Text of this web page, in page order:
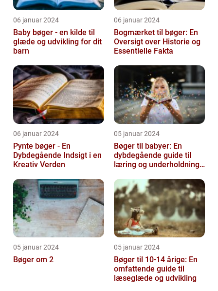
06 januar 2024
Baby bøger - en kilde til
glæde og udvikling for dit
barn
06 januar 2024
Bogmærket til bøger: En
Oversigt over Historie og
Essentielle Fakta
06 januar 2024
Pynte bøger - En
Dybdegående Indsigt i en
Kreativ Verden
05 januar 2024
Bøger til babyer: En
dybdegående guide til
læring og underholdning
05 januar 2024
Bøger om 2
05 januar 2024
Bøger til 10-14 årige: En
omfattende guide til
læseglæde og udvikling